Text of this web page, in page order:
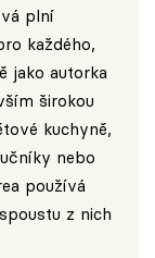
plní
každého,
jako autorka
širokou
kuchyně,
nebo
používá
z nich